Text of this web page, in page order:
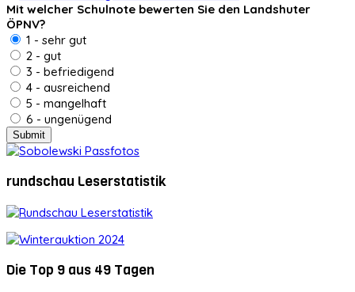
Mit welcher Schulnote bewerten Sie den Landshuter
ÖPNV?
1 - sehr gut
2 - gut
3 - befriedigend
4 - ausreichend
5 - mangelhaft
6 - ungenügend
rundschau Leserstatistik
Die Top 9 aus 49 Tagen